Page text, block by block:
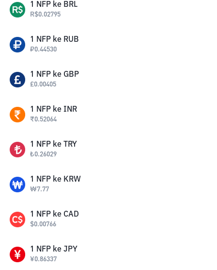
1 NFP ke BRL
R$0.02795
1 NFP ke RUB
₽0.44530
1 NFP ke GBP
£0.00405
1 NFP ke INR
₹0.52064
1 NFP ke TRY
₺0.26029
1 NFP ke KRW
₩7.77
1 NFP ke CAD
$0.00766
1 NFP ke JPY
¥0.86337